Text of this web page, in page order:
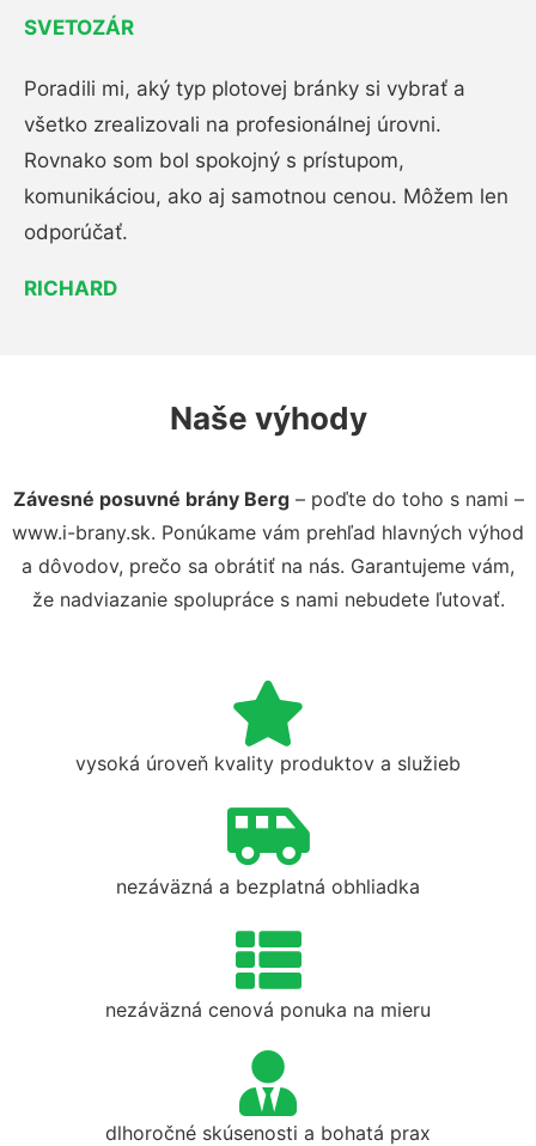
SVETOZÁR
Poradili mi, aký typ plotovej bránky si vybrať a
všetko zrealizovali na profesionálnej úrovni.
Rovnako som bol spokojný s prístupom,
komunikáciou, ako aj samotnou cenou. Môžem len
odporúčať.
RICHARD
Naše výhody
Závesné posuvné brány Berg– poďte do toho s nami –
www.i-brany.sk. Ponúkame vám prehľad hlavných výhod
a dôvodov, prečo sa obrátiť na nás. Garantujeme vám,
že nadviazanie spolupráce s nami nebudete ľutovať.
vysoká úroveň kvality produktov a služieb
nezáväzná a bezplatná obhliadka
nezáväzná cenová ponuka na mieru
dlhoročné skúsenosti a bohatá prax